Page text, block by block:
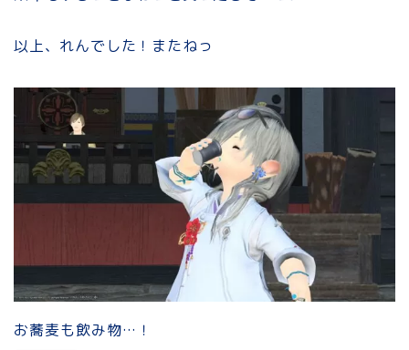
以上、れんでした！またねっ
お蕎麦も飲み物…！